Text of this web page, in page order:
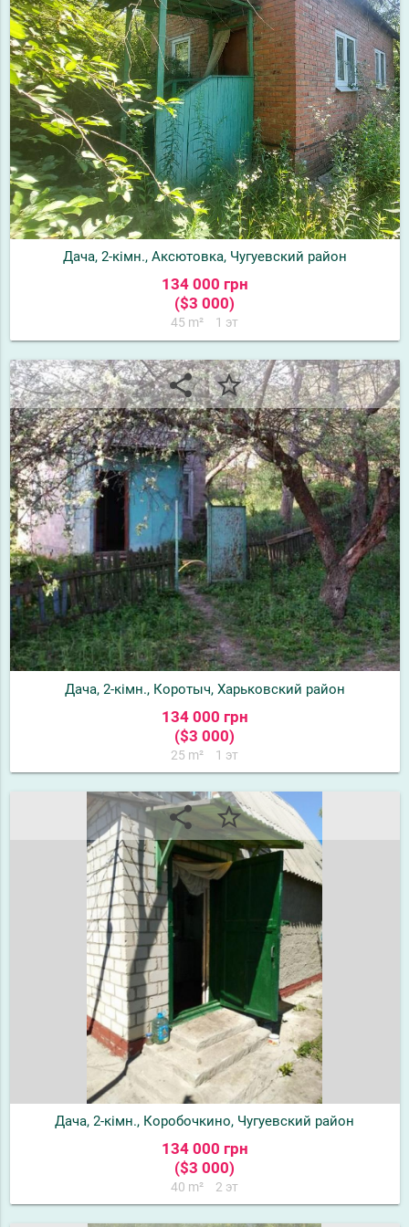
Дача, 2-кімн., Аксютовка, Чугуевский район
134 000 грн
($3 000)
45 m² 1 эт
share star_border
Дача, 2-кімн., Коротыч, Харьковский район
134 000 грн
($3 000)
25 m² 1 эт
share star_border
Дача, 2-кімн., Коробочкино, Чугуевский район
134 000 грн
($3 000)
40 m² 2 эт